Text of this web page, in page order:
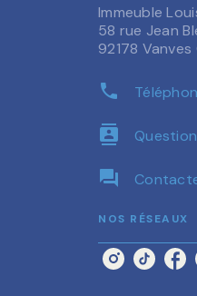
Immeuble
58 rue Jean
92178 Vanves
phone
contacts
question_answer
NOS RÉSEAUX